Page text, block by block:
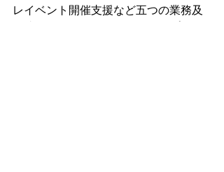
レイベント開催支援など五つの業務及